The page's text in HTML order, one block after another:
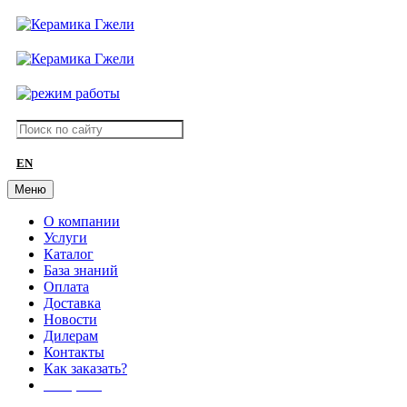
EN
Меню
О компании
Услуги
Каталог
База знаний
Оплата
Доставка
Новости
Дилерам
Контакты
Как заказать?